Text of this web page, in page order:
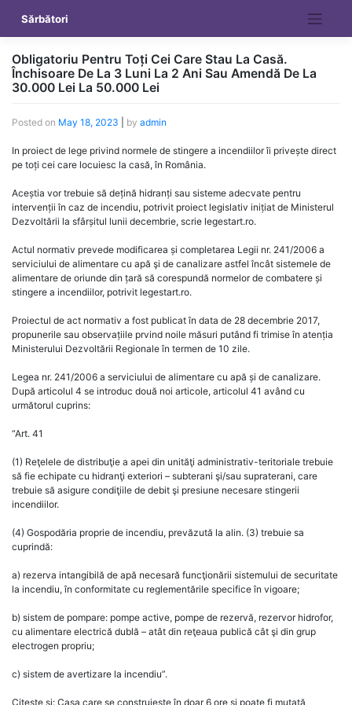
content
Sărbători
Obligatoriu Pentru Toți Cei Care Stau La Casă.
Închisoare De La 3 Luni La 2 Ani Sau Amendă De La
30.000 Lei La 50.000 Lei
Posted on May 18, 2023 by admin
In proiect de lege privind normele de stingere a incendiilor îi privește direct
pe toți cei care locuiesc la casă, în România.
Aceștia vor trebuie să dețină hidranți sau sisteme adecvate pentru
intervenții în caz de incendiu, potrivit proiect legislativ inițiat de Ministerul
Dezvoltării la sfârșitul lunii decembrie, scrie legestart.ro.
Actul normativ prevede modificarea și completarea Legii nr. 241/2006 a
serviciului de alimentare cu apă şi de canalizare astfel încât sistemele de
alimentare de oriunde din țară să corespundă normelor de combatere și
stingere a incendiilor, potrivit legestart.ro.
Proiectul de act normativ a fost publicat în data de 28 decembrie 2017,
propunerile sau observațiile prvind noile măsuri putând fi trimise în atenția
Ministerului Dezvoltării Regionale în termen de 10 zile.
Legea nr. 241/2006 a serviciului de alimentare cu apă și de canalizare.
După articolul 4 se introduc două noi articole, articolul 41 având cu
următorul cuprins:
“Art. 41
(1) Reţelele de distribuţie a apei din unităţi administrativ-teritoriale trebuie
să fie echipate cu hidranţi exteriori – subterani şi/sau supraterani, care
trebuie să asigure condiţiile de debit şi presiune necesare stingerii
incendiilor.
(4) Gospodăria proprie de incendiu, prevăzută la alin. (3) trebuie sa
cuprindă:
a) rezerva intangibilă de apă necesară funcţionării sistemului de securitate
la incendiu, în conformitate cu reglementările specifice în vigoare;
b) sistem de pompare: pompe active, pompe de rezervă, rezervor hidrofor,
cu alimentare electrică dublă – atât din reţeaua publică cât şi din grup
electrogen propriu;
c) sistem de avertizare la incendiu”.
Citește și: Casa care se construiește în doar 6 ore și poate fi mutată